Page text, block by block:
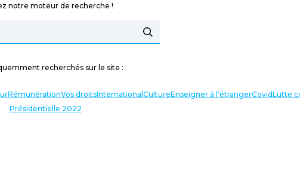
notre moteur de recherche !
recherchés sur le site :
RémunérationVos droitsInternational CultureEnseigner à l'étrangerCovidLutte
Présidentielle 2022